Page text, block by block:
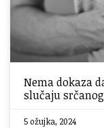
Nema dokaza
slučaju
5 ožujka, 2024